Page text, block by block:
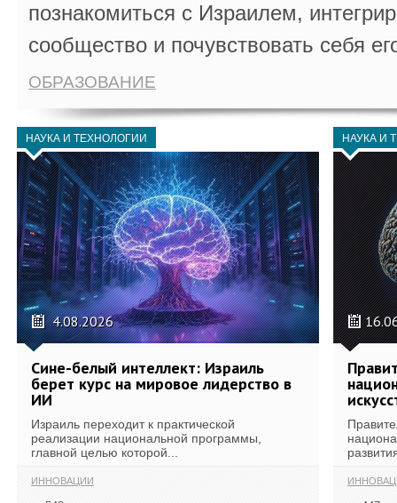
познакомиться с Израилем,
сообщество и почувствовать себя
ОБРАЗОВАНИЕ
НАУКА И ТЕХНОЛОГИИ
4.08.2026
Сине-белый интеллект: Израиль
берет курс на мировое лидерство в
ИИ
Израиль переходит к практической
реализации национальной программы,
главной целью которой...
ИННОВАЦИИ
НАУКА И